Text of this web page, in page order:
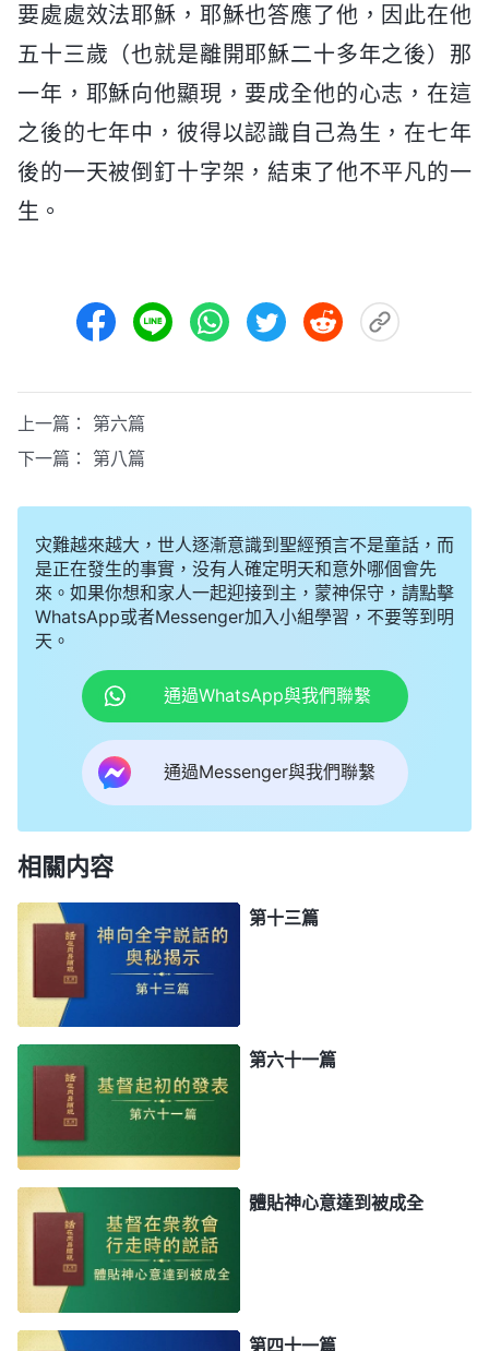
要處處效法耶穌，耶穌也答應了他，因此在他
五十三歲（也就是離開耶穌二十多年之後）那
一年，耶穌向他顯現，要成全他的心志，在這
之後的七年中，彼得以認識自己為生，在七年
後的一天被倒釘十字架，結束了他不平凡的一
生。
上一篇： 第六篇
下一篇： 第八篇
灾難越來越大，世人逐漸意識到聖經預言不是童話，而
是正在發生的事實，没有人確定明天和意外哪個會先
來。如果你想和家人一起迎接到主，蒙神保守，請點擊
WhatsApp或者Messenger加入小組學習，不要等到明
天。
通過WhatsApp與我們聯繫
通過Messenger與我們聯繫
相關内容
第十三篇
第六十一篇
體貼神心意達到被成全
第四十一篇